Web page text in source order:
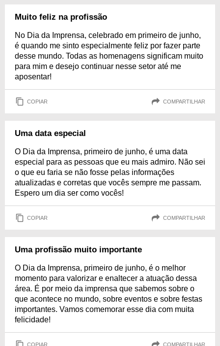
Muito feliz na profissão
No Dia da Imprensa, celebrado em primeiro de junho,
é quando me sinto especialmente feliz por fazer parte
desse mundo. Todas as homenagens significam muito
para mim e desejo continuar nesse setor até me
aposentar!
COPIAR COMPARTILHAR
Uma data especial
O Dia da Imprensa, primeiro de junho, é uma data
especial para as pessoas que eu mais admiro. Não sei
o que eu faria se não fosse pelas informações
atualizadas e corretas que vocês sempre me passam.
Espero um dia ser como vocês!
COPIAR COMPARTILHAR
Uma profissão muito importante
O Dia da Imprensa, primeiro de junho, é o melhor
momento para valorizar e enaltecer a atuação dessa
área. É por meio da imprensa que sabemos sobre o
que acontece no mundo, sobre eventos e sobre festas
importantes. Vamos comemorar esse dia com muita
felicidade!
COPIAR COMPARTILHAR